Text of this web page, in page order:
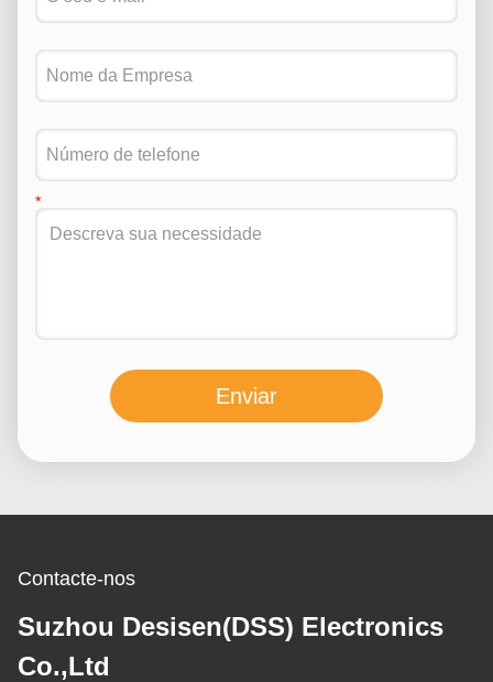
Enviar
Contacte-nos
Suzhou Desisen(DSS) Electronics
Co.,Ltd